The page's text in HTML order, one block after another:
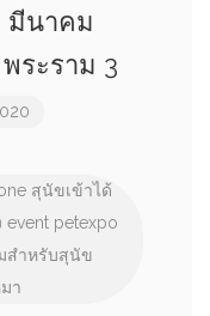
มีนาคม
ระราม 3
สุนัขเข้าได้
event petexpo
สำหรับสุนัข
า